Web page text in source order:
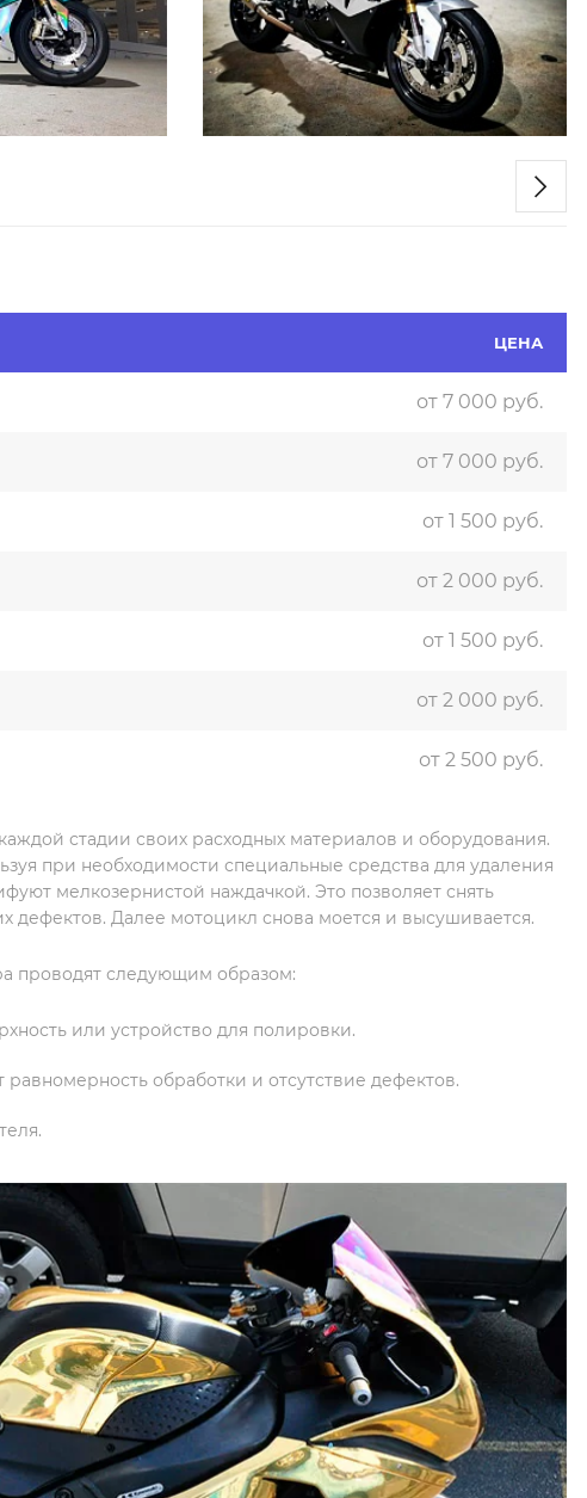
ЦЕНА
от 7 000 руб.
от 7 000 руб.
от 1 500 руб.
от 2 000 руб.
от 1 500 руб.
от 2 000 руб.
от 2 500 руб.
стадии своих расходных материалов и оборудования.
при необходимости специальные средства для удаления
мелкозернистой наждачкой. Это позволяет снять
дефектов. Далее мотоцикл снова моется и высушивается.
проводят следующим образом:
или устройство для полировки.
обработки и отсутствие дефектов.